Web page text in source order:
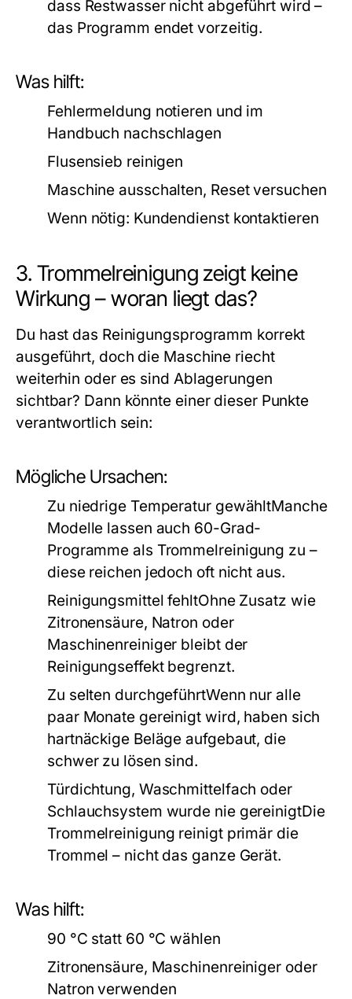
dass Restwasser nicht abgeführt wird –
das Programm endet vorzeitig.
Was hilft:
Fehlermeldung notieren und im
Handbuch nachschlagen
Flusensieb reinigen
Maschine ausschalten, Reset versuchen
Wenn nötig: Kundendienst kontaktieren
3. Trommelreinigung zeigt keine
Wirkung – woran liegt das?
Du hast das Reinigungsprogramm korrekt
ausgeführt, doch die Maschine riecht
weiterhin oder es sind Ablagerungen
sichtbar? Dann könnte einer dieser Punkte
verantwortlich sein:
Mögliche Ursachen:
Zu niedrige Temperatur gewähltManche
Modelle lassen auch 60-Grad-
Programme als Trommelreinigung zu –
diese reichen jedoch oft nicht aus.
Reinigungsmittel fehltOhne Zusatz wie
Zitronensäure, Natron oder
Maschinenreiniger bleibt der
Reinigungseffekt begrenzt.
Zu selten durchgeführtWenn nur alle
paar Monate gereinigt wird, haben sich
hartnäckige Beläge aufgebaut, die
schwer zu lösen sind.
Türdichtung, Waschmittelfach oder
Schlauchsystem wurde nie gereinigtDie
Trommelreinigung reinigt primär die
Trommel – nicht das ganze Gerät.
Was hilft:
90 °C statt 60 °C wählen
Zitronensäure, Maschinenreiniger oder
Natron verwenden